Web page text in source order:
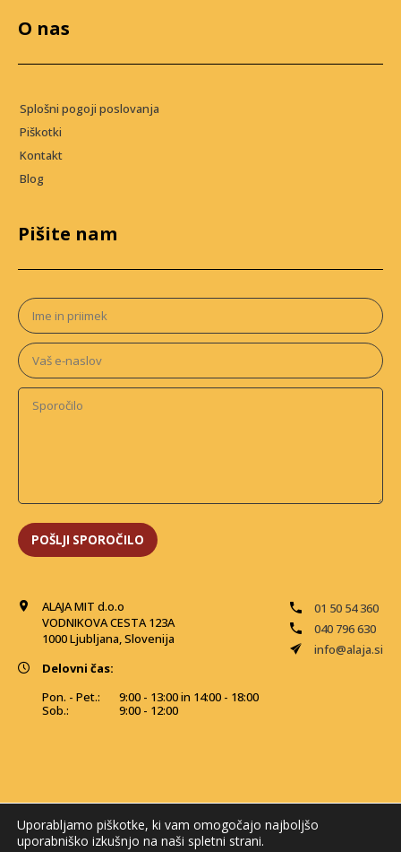
ALAJA MIT d.o.o
VODNIKOVA CESTA 123A
1000 Ljubljana, Slovenija
01 50 54 360
040 796 630
info@alaja.si
Delovni čas:
Pon. - Pet.:
Sob.:
9:00 - 13:00 in 14:00 - 18:00
9:00 - 12:00
O nas
Splošni pogoji poslovanja
Piškotki
Kontakt
Blog
Pišite nam
Uporabljamo piškotke, ki vam omogočajo najboljšo
uporabniško izkušnjo na naši spletni strani.